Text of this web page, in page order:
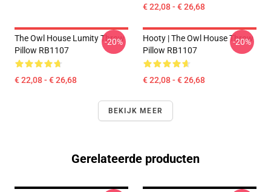
€ 22,08 - € 26,68
The Owl House Lumity Throw
Pillow RB1107
€ 22,08 - € 26,68
-20%
Hooty | The Owl House Throw
Pillow RB1107
€ 22,08 - € 26,68
-20%
BEKIJK MEER
Gerelateerde producten